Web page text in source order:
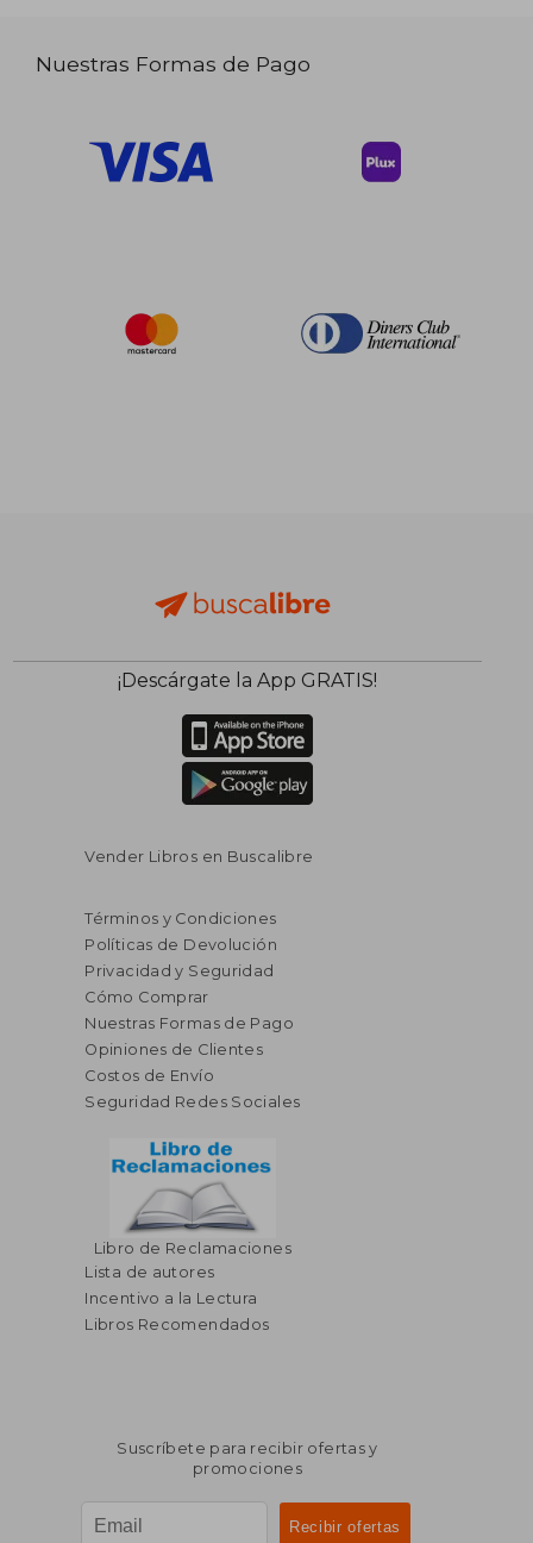
Nuestras Formas de Pago
¡Descárgate la App GRATIS!
Vender Libros en Buscalibre
Términos y Condiciones
Políticas de Devolución
Privacidad y Seguridad
Cómo Comprar
Nuestras Formas de Pago
Opiniones de Clientes
Costos de Envío
Seguridad Redes Sociales
Libro de Reclamaciones
Lista de autores
Incentivo a la Lectura
Libros Recomendados
Suscríbete para recibir ofertas y
promociones